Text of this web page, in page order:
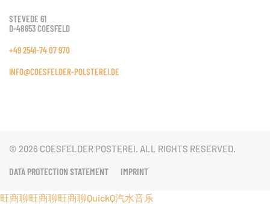
STEVEDE 61
D-48653 COESFELD
+49 2541-74 07 970
INFO@COESFELDER-POLSTEREI.DE
© 2026 COESFELDER POSTEREI. ALL RIGHTS RESERVED.
DATA PROTECTION STATEMENT IMPRINT
旺商聊旺商聊旺商聊QuickQ汽水音乐